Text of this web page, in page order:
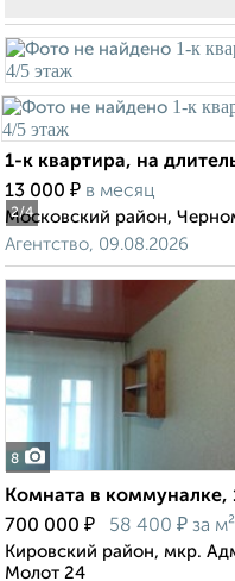
2/4
1-к квартира, на
13 000 ₽ в месяц
Московский район,
Агентство, 09.08.2026
8
Комната в коммуналке,
700 000 ₽ 58 400 ₽ за м²
Кировский район, мкр.
Молот 24